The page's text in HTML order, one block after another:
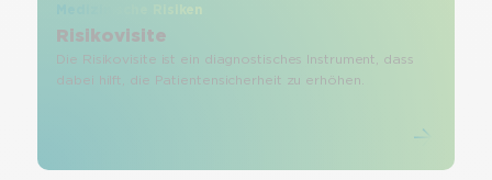
Medizinische Risiken
Risikovisite
Die Risikovisite ist ein diagnostisches Instrument, dass
dabei hilft, die Patientensicherheit zu erhöhen.